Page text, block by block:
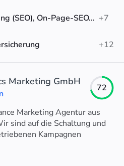
Suchmaschinenoptimierung (SEO), On-Page-SEO, Linkaufbau +7
+12
Marketing GmbH
72
Marketing Agentur aus
sind auf die Schaltung und
Kampagnen
bis TikTok.